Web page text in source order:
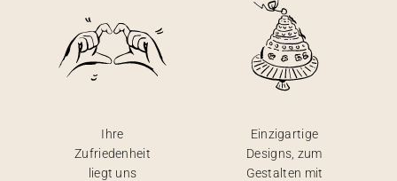
Ihre
Zufriedenheit
liegt uns
Einzigartige
Designs, zum
Gestalten mit